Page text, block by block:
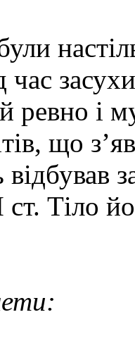
час
ревно і
що
відбував
Тіло